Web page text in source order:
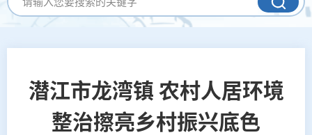
潜江市龙湾镇 农村人居环境
整治擦亮乡村振兴底色